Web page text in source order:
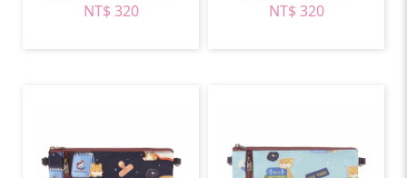
NT$ 320 NT$ 320